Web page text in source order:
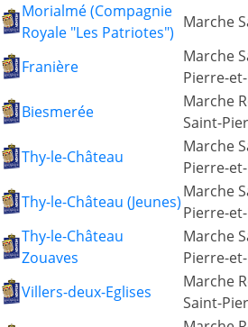
Morialmé (Compagnie
Royale "Les Patriotes")
Marche
Franière
Marche
Pierre-
Biesmerée
Marche
Saint-
Thy-le-Château
Marche
Pierre-
Thy-le-Château (Jeunes)
Marche
Pierre-
Thy-le-Château
Zouaves
Marche
Pierre-
Villers-deux-Eglises
Marche
Saint-